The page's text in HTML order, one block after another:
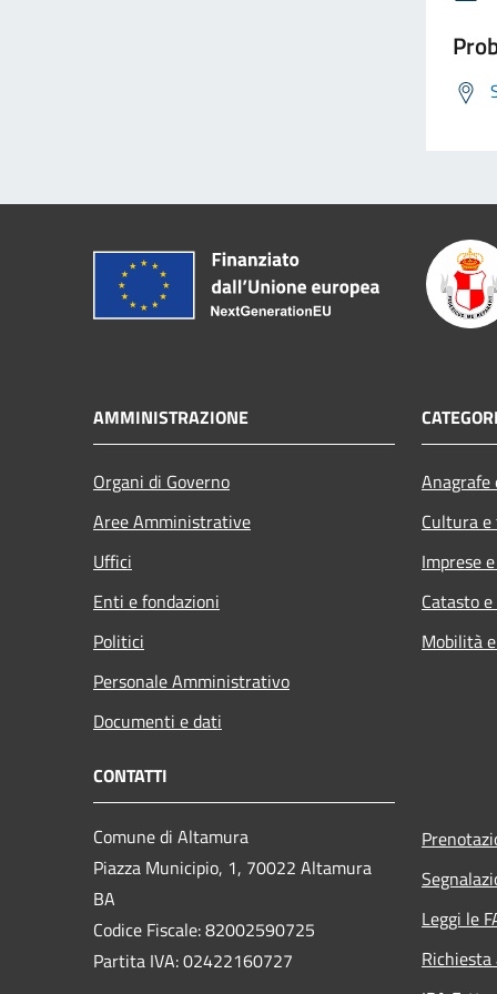
AMMINISTRAZIONE
Organi di Governo
Aree Amministrative
Uffici
Enti e fondazioni
Politici
Personale Amministrativo
Documenti e dati
Cultura
Imprese
Catasto
Mobilità
CONTATTI
Comune di Altamura
Piazza Municipio, 1, 70022 Altamura
BA
Codice Fiscale: 82002590725
Partita IVA: 02422160727
Leggi le